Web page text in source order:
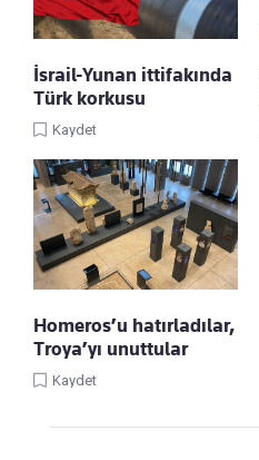
İsrail-Yunan ittifakında
Türk korkusu
Kaydet
Homeros’u hatırladılar,
Troya’yı unuttular
Kaydet